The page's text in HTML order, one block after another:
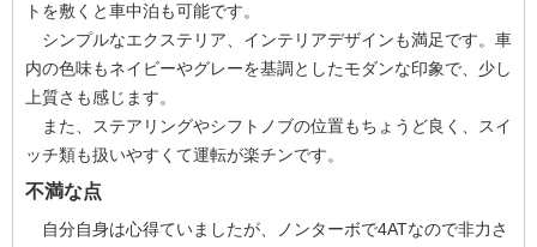
トを敷くと車中泊も可能です。
シンプルなエクステリア、インテリアデザインも満足です。車
内の色味もネイビーやグレーを基調としたモダンな印象で、少し
上質さも感じます。
また、ステアリングやシフトノブの位置もちょうど良く、スイ
ッチ類も扱いやすくて運転が楽チンです。
不満な点
自分自身は心得ていましたが、ノンターボで4ATなので非力さ